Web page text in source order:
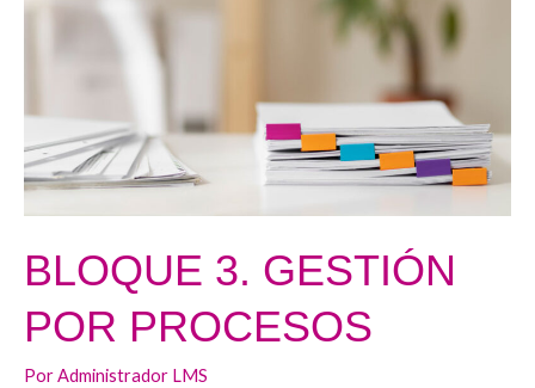
BLOQUE 3. GESTIÓN
POR PROCESOS
PorAdministrador LMS